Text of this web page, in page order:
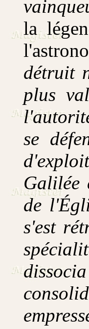
la
détruit
plus
se
Galilée
de
s'est